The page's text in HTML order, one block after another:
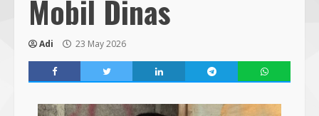
Mobil Dinas
Adi 23 May 2026